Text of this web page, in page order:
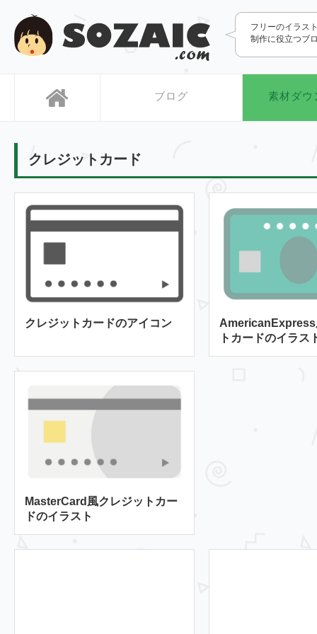
SOZAIC.com
フリーのイラス
制作に役立つブ
ブログ 素材ダウ
クレジットカード
クレジットカードのアイコン
AmericanExpress
トカードのイラス
MasterCard風クレジットカー
ドのイラスト